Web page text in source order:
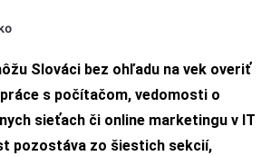
Slováci bez ohľadu na vek overiť
s počítačom, vedomosti o
sieťach či online marketingu v IT
pozostáva zo šiestich sekcií,